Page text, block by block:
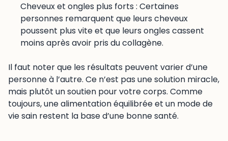
Cheveux et ongles plus forts : Certaines
personnes remarquent que leurs cheveux
poussent plus vite et que leurs ongles cassent
moins après avoir pris du collagène.
Il faut noter que les résultats peuvent varier d’une
personne à l’autre. Ce n’est pas une solution miracle,
mais plutôt un soutien pour votre corps. Comme
toujours, une alimentation équilibrée et un mode de
vie sain restent la base d’une bonne santé.